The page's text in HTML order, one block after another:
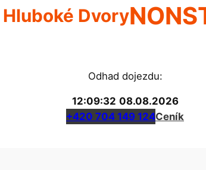
Hluboké Dvory
Odhad dojezdu:
12:09:33 08.08.2026
+420 704 149 124Ceník